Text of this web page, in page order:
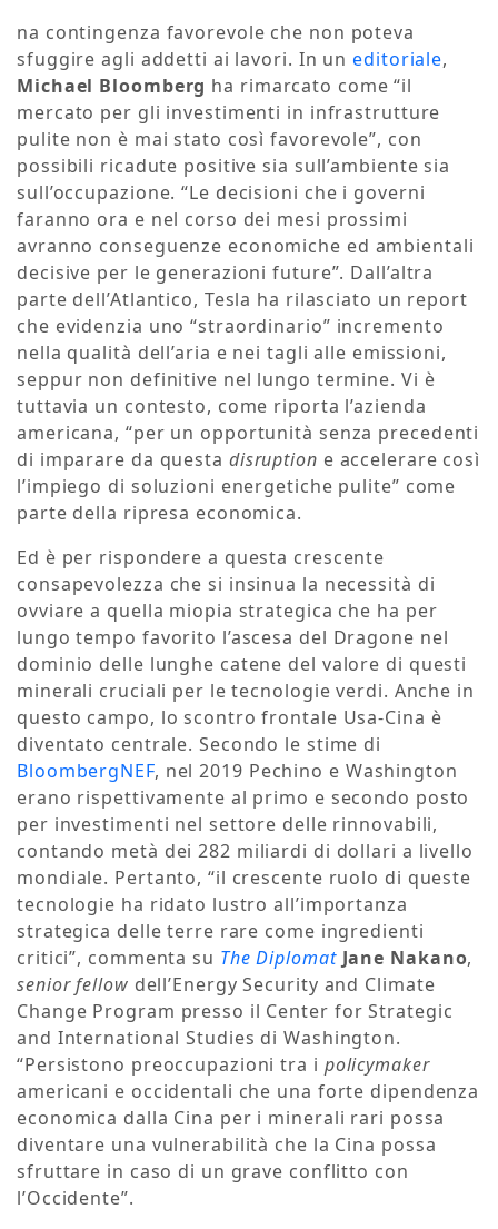
na contingenza favorevole che non poteva
sfuggire agli addetti ai lavori. In uneditoriale,
Michael Bloomberg ha rimarcato come “il
mercato per gli investimenti in infrastrutture
pulite non è mai stato così favorevole”, con
possibili ricadute positive sia sull’ambiente sia
sull’occupazione. “Le decisioni che i governi
faranno ora e nel corso dei mesi prossimi
avranno conseguenze economiche ed ambientali
decisive per le generazioni future”. Dall’altra
parte dell’Atlantico, Tesla ha rilasciato un report
che evidenzia uno “straordinario” incremento
nella qualità dell’aria e nei tagli alle emissioni,
seppur non definitive nel lungo termine. Vi è
tuttavia un contesto, come riporta l’azienda
americana, “per un opportunità senza precedenti
di imparare da questa disruption e accelerare così
l’impiego di soluzioni energetiche pulite” come
parte della ripresa economica.
Ed è per rispondere a questa crescente
consapevolezza che si insinua la necessità di
ovviare a quella miopia strategica che ha per
lungo tempo favorito l’ascesa del Dragone nel
dominio delle lunghe catene del valore di questi
minerali cruciali per le tecnologie verdi. Anche in
questo campo, lo scontro frontale Usa-Cina è
diventato centrale. Secondo le stime di
BloombergNEF, nel 2019 Pechino e Washington
erano rispettivamente al primo e secondo posto
per investimenti nel settore delle rinnovabili,
contando metà dei 282 miliardi di dollari a livello
mondiale. Pertanto, “il crescente ruolo di queste
tecnologie ha ridato lustro all’importanza
strategica delle terre rare come ingredienti
critici”, commenta su The Diplomat Jane Nakano,
senior fellow dell’Energy Security and Climate
Change Program presso il Center for Strategic
and International Studies di Washington.
“Persistono preoccupazioni tra i policymaker
americani e occidentali che una forte dipendenza
economica dalla Cina per i minerali rari possa
diventare una vulnerabilità che la Cina possa
sfruttare in caso di un grave conflitto con
l’Occidente”.